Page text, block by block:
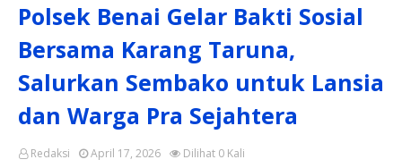
Polsek Benai Gelar Bakti Sosial
Bersama Karang Taruna,
Salurkan Sembako untuk Lansia
dan Warga Pra Sejahtera
Redaksi Dilihat 0 Kali
April 17, 2026